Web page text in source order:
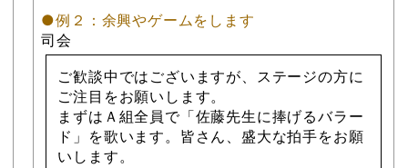
●例２：余興やゲームをします
司会
ご歓談中ではございますが、ステージの方に
ご注目をお願いします。
まずはＡ組全員で「佐藤先生に捧げるバラー
ド」を歌います。皆さん、盛大な拍手をお願
いします。